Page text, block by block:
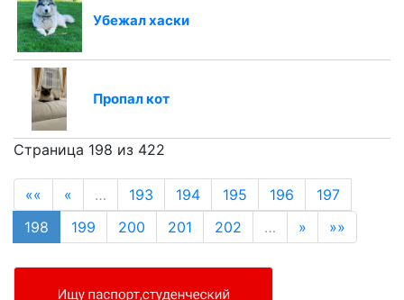
Убежал хаски
Пропал кот
Страница 198 из 422
«« « … 193 194 195 196
197
198
199 200 201 202 … » »»